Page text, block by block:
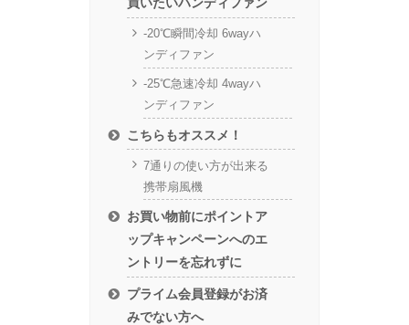
-20℃瞬間冷却 6wayハ
ンディファン
-25℃急速冷却 4wayハ
ンディファン
こちらもオススメ！
7通りの使い方が出来る
携帯扇風機
お買い物前にポイントア
ップキャンペーンへのエ
ントリーを忘れずに
プライム会員登録がお済
みでない方へ